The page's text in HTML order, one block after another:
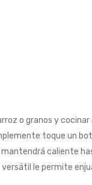
o granos y cocinar
toque un
caliente
versátil le permite